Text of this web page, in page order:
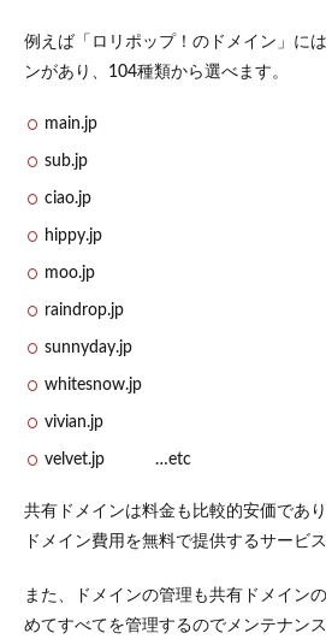
おす
すめ
のド
ン取
ービ
ス
3.1
イン
サー
ビス
び方
3.2
しい
プレ
ベル
を取
り扱
例えば「ロリポップ！のドメイン」に
ンがあり、104種類から選べます。
main.jp
sub.jp
ciao.jp
hippy.jp
moo.jp
raindrop.jp
sunnyday.jp
whitesnow.jp
vivian.jp
velvet.jp …etc
共有ドメインは料金も比較的安価であ
ドメイン費用を無料で提供するサービ
また、ドメインの管理も共有ドメイン
めてすべてを管理するのでメンテナン